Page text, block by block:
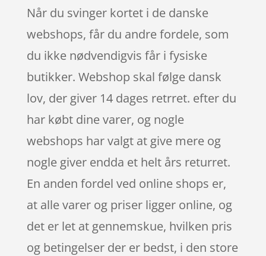
Når du svinger kortet i de danske
webshops, får du andre fordele, som
du ikke nødvendigvis får i fysiske
butikker. Webshop skal følge dansk
lov, der giver 14 dages retrret. efter du
har købt dine varer, og nogle
webshops har valgt at give mere og
nogle giver endda et helt års returret.
En anden fordel ved online shops er,
at alle varer og priser ligger online, og
det er let at gennemskue, hvilken pris
og betingelser der er bedst, i den store